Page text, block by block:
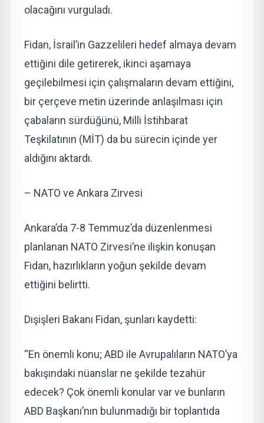
olacağını vurguladı.
Fidan, İsrail’in Gazzelileri hedef almaya devam
ettiğini dile getirerek, ikinci aşamaya
geçilebilmesi için çalışmaların devam ettiğini,
bir çerçeve metin üzerinde anlaşılması için
çabaların sürdüğünü, Milli İstihbarat
Teşkilatının (MİT) da bu sürecin içinde yer
aldığını aktardı.
– NATO ve Ankara Zirvesi
Ankara’da 7-8 Temmuz’da düzenlenmesi
planlanan NATO Zirvesi’ne ilişkin konuşan
Fidan, hazırlıkların yoğun şekilde devam
ettiğini belirtti.
Dışişleri Bakanı Fidan, şunları kaydetti:
“En önemli konu; ABD ile Avrupalıların NATO’ya
bakışındaki nüanslar ne şekilde tezahür
edecek? Çok önemli konular var ve bunların
ABD Başkanı’nın bulunmadığı bir toplantıda